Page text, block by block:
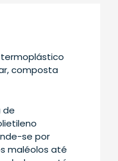
composta
de
se por
maléolos até